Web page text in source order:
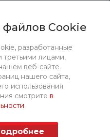
Cookie
разработанные
лицами,
веб-сайте.
нашего сайта,
использования.
смотрите в
.
3 стр.2